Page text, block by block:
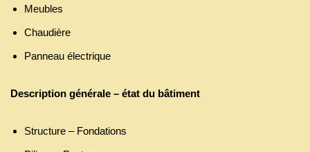
Meubles
Chaudière
Panneau électrique
Description générale – état du bâtiment
Structure – Fondations